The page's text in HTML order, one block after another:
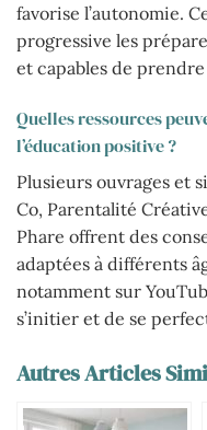
favorise l’autonomie.
progressive les
et capables de
Quelles ressources
l’éducation positive ?
Plusieurs ouvrages et
Co, Parentalité
Phare offrent des
adaptées à différents
notamment sur
s’initier et de se
Autres Articles